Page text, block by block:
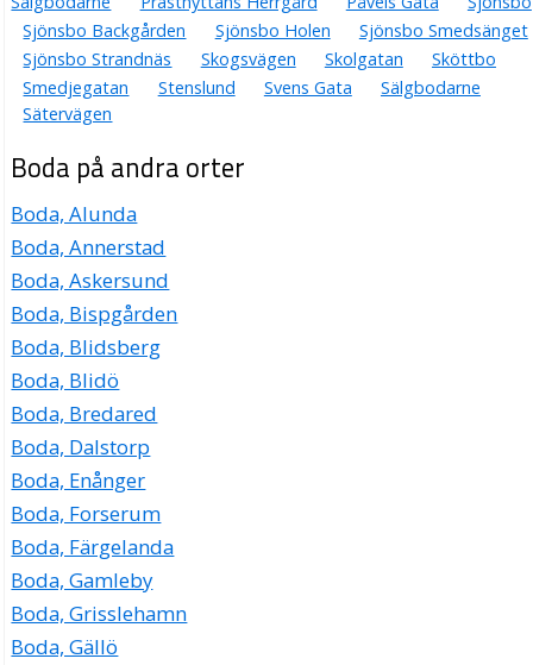
Sjönsbo Backgården
Sjönsbo Holen
Sjönsbo Smedsänget
Sjönsbo Strandnäs
Skogsvägen Skolgatan
Sköttbo
Smedjegatan
Stenslund Svens Gata
Sälgbodarne
Sätervägen
Boda på andra orter
Boda, Alunda
Boda, Annerstad
Boda, Askersund
Boda, Bispgården
Boda, Blidsberg
Boda, Blidö
Boda, Bredared
Boda, Dalstorp
Boda, Enånger
Boda, Forserum
Boda, Färgelanda
Boda, Gamleby
Boda, Grisslehamn
Boda, Gällö